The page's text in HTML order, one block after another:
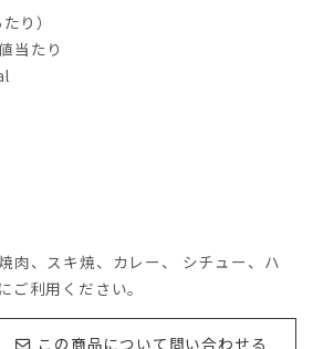
り）
当たり
肉、スキ焼、カレー、
シチュー、ハ
ご利用ください。
この商品について問い合わせる